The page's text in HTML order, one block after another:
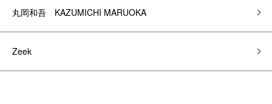
丸岡和吾 KAZUMICHI MARUOKA
Zeek